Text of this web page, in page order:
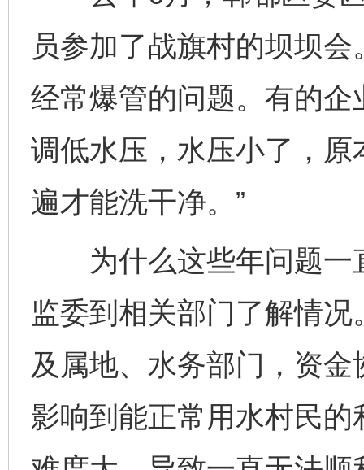
员参加了战旗村的坝坝
经常爆管的问题。有的企
调低水压，水压小了，
遍才能洗干净。”
为什么这些年问题一
监委到相关部门了解情
及属地、水务部门，资
影响到能正常用水村民